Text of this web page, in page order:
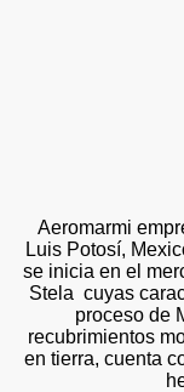
Aeromarmi
Luis Potosí,
se inicia en el
Stela cuyas
proceso de
recubrimientos
en tierra, cuenta